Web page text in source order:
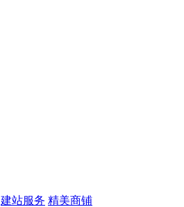
建站服务 精美商铺